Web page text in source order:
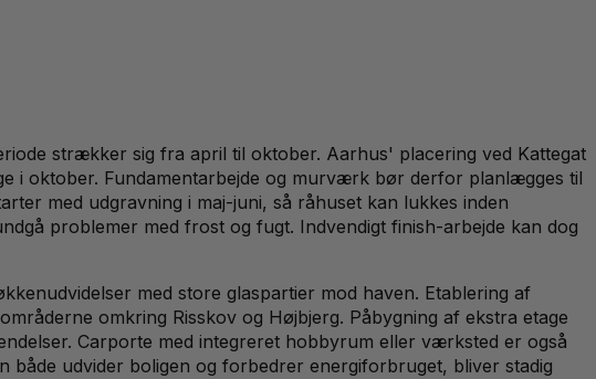
strækker sig fra april til oktober. Aarhus' placering ved Kattegat
i oktober. Fundamentarbejde og murværk bør derfor planlægges til
med udgravning i maj-juni, så råhuset kan lukkes inden
problemer med frost og fugt. Indvendigt finish-arbejde kan dog
med store glaspartier mod haven. Etablering af
omkring Risskov og Højbjerg. Påbygning af ekstra etage
Carporte med integreret hobbyrum eller værksted er også
både udvider boligen og forbedrer energiforbruget, bliver stadig